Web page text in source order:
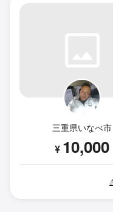
三重県いなべ市
¥ 10,000